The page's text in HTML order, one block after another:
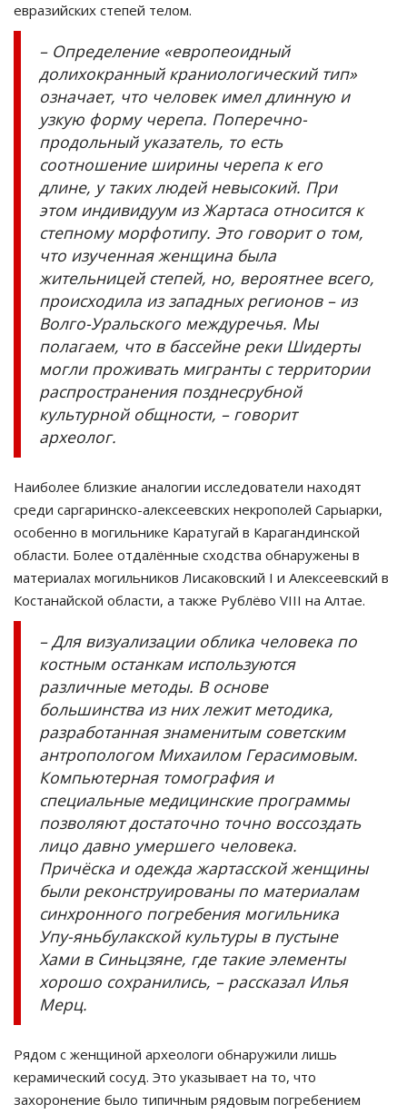
евразийских степей телом.
– Определение «европеоидный
долихокранный краниологический тип»
означает, что человек имел длинную и
узкую форму черепа. Поперечно-
продольный указатель, то есть
соотношение ширины черепа к его
длине, у таких людей невысокий. При
этом индивидуум из Жартаса относится к
степному морфотипу. Это говорит о том,
что изученная женщина была
жительницей степей, но, вероятнее всего,
происходила из западных регионов – из
Волго-Уральского междуречья. Мы
полагаем, что в бассейне реки Шидерты
могли проживать мигранты с территории
распространения позднесрубной
культурной общности, – говорит
археолог.
Наиболее близкие аналогии исследователи находят
среди саргаринско-алексеевских некрополей Сарыарки,
особенно в могильнике Каратугай в Карагандинской
области. Более отдалённые сходства обнаружены в
материалах могильников Лисаковский I и Алексеевский в
Костанайской области, а также Рублёво VIII на Алтае.
– Для визуализации облика человека по
костным останкам используются
различные методы. В основе
большинства из них лежит методика,
разработанная знаменитым советским
антропологом Михаилом Герасимовым.
Компьютерная томография и
специальные медицинские программы
позволяют достаточно точно воссоздать
лицо давно умершего человека.
Причёска и одежда жартасской женщины
были реконструированы по материалам
синхронного погребения могильника
Упу-яньбулакской культуры в пустыне
Хами в Синьцзяне, где такие элементы
хорошо сохранились, – рассказал Илья
Мерц.
Рядом с женщиной археологи обнаружили лишь
керамический сосуд. Это указывает на то, что
захоронение было типичным рядовым погребением